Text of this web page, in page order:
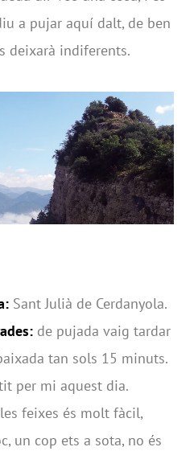
a pujar aquí dalt, de ben
deixarà indiferents.
Sant Julià de Cerdanyola.
de pujada vaig tardar
tan sols 15 minuts.
per mi aquest dia.
feixes és molt fàcil,
un cop ets a sota, no és